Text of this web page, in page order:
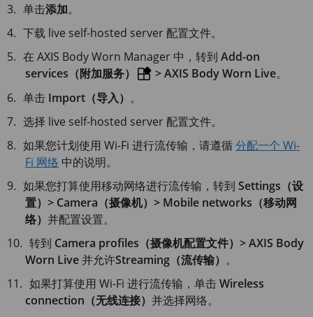
单击添加。
下载 live self-hosted server 配置文件。
在AXIS BodyWorn Manager 中，转到Add-on
services（附加服务）
> AXIS Body Worn Live。
单击 Import（导入） 。
选择 live self-hosted server 配置文件。
如果您计划使用 Wi-Fi 进行流传输，请遵循分配一个 Wi-
Fi 网络 中的说明。
如果您打算使用移动网络进行流传输，转到Settings（设
置）> Camera（摄像机）> Mobile networks（移动网
络） 并配置设置。
转到 Camera profiles（摄像机配置文件）> AXIS Body
Worn Live 并允许Streaming（流传输） 。
如果打算使用 Wi-Fi 进行流传输，单击Wireless
connection（无线连接） 并选择网络。